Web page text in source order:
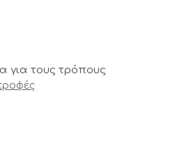
για τους τρόπους